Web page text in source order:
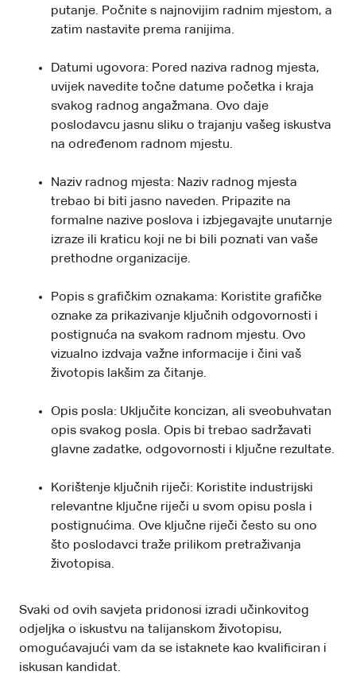
putanje. Počnite s najnovijim radnim mjestom, a
zatim nastavite prema ranijima.
Datumi ugovora: Pored naziva radnog mjesta,
uvijek navedite točne datume početka i kraja
svakog radnog angažmana. Ovo daje
poslodavcu jasnu sliku o trajanju vašeg iskustva
na određenom radnom mjestu.
Naziv radnog mjesta: Naziv radnog mjesta
trebao bi biti jasno naveden. Pripazite na
formalne nazive poslova i izbjegavajte unutarnje
izraze ili kraticu koji ne bi bili poznati van vaše
prethodne organizacije.
Popis s grafičkim oznakama: Koristite grafičke
oznake za prikazivanje ključnih odgovornosti i
postignuća na svakom radnom mjestu. Ovo
vizualno izdvaja važne informacije i čini vaš
životopis lakšim za čitanje.
Opis posla: Uključite koncizan, ali sveobuhvatan
opis svakog posla. Opis bi trebao sadržavati
glavne zadatke, odgovornosti i ključne rezultate.
Korištenje ključnih riječi: Koristite industrijski
relevantne ključne riječi u svom opisu posla i
postignućima. Ove ključne riječi često su ono
što poslodavci traže prilikom pretraživanja
životopisa.
Svaki od ovih savjeta pridonosi izradi učinkovitog
odjeljka o iskustvu na talijanskom životopisu,
omogućavajući vam da se istaknete kao kvalificiran i
iskusan kandidat.